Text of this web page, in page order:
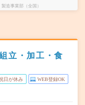
造事業部（全国）
立・加工・食
日が休み WEB登録OK